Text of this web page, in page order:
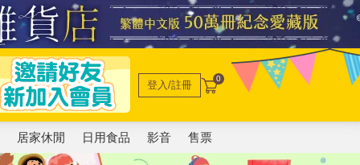
登入/註冊 0
居家休閒 日用食品 影音 售票